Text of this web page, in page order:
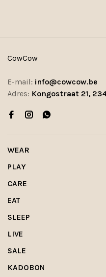
CowCow
E-mail: info@cowcow.be
Adres: Kongostraat 21,
WEAR
PLAY
CARE
EAT
SLEEP
LIVE
SALE
KADOBON